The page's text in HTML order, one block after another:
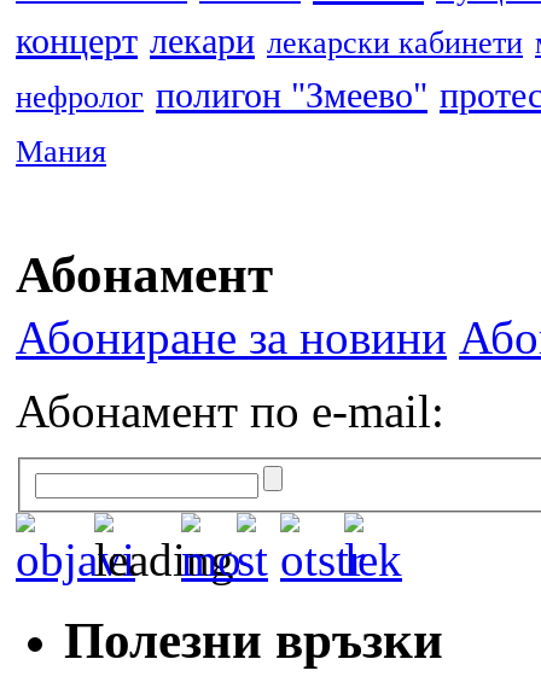
концерт лекари лекарски кабинети
нефролог полигон "Змеево"
Мания
Абонамент
Абониране за новини
Абонамент по e-mail:
Полезни връзки